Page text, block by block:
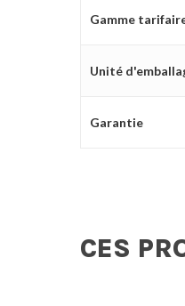
Gamme
Unité
Garantie
CES